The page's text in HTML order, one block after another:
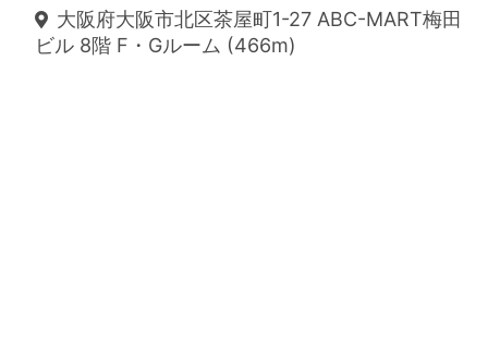
大阪府大阪市北区茶屋町1-27 ABC-MART梅田
ビル 8階 F・Gルーム (466m)